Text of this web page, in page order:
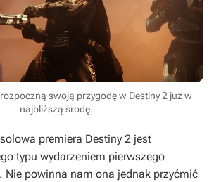
swoją przygodę w Destiny 2 już w
najbliższą środę.
premiera Destiny 2 jest
typu wydarzeniem pierwszego
Nie powinna nam ona jednak przyćmić